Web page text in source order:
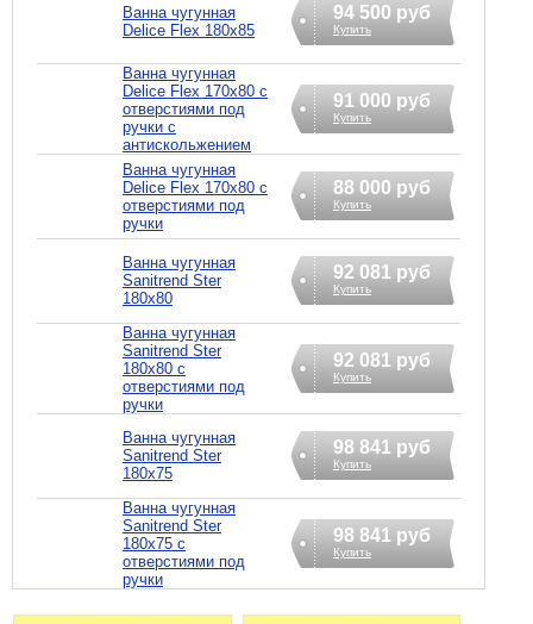
Ванна чугунная
Delice Flex 180x85
94 500 руб
Купить
Ванна чугунная
Delice Flex 170x80 с
отверстиями под
ручки с
антискольжением
91 000 руб
Купить
Ванна чугунная
Delice Flex 170x80 с
отверстиями под
ручки
88 000 руб
Купить
Ванна чугунная
Sanitrend Ster
180х80
92 081 руб
Купить
Ванна чугунная
Sanitrend Ster
180х80 с
отверстиями под
ручки
92 081 руб
Купить
Ванна чугунная
Sanitrend Ster
180х75
98 841 руб
Купить
Ванна чугунная
Sanitrend Ster
180х75 с
отверстиями под
ручки
98 841 руб
Купить